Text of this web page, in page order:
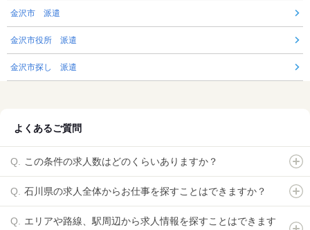
金沢市 派遣
金沢市役所 派遣
金沢市探し 派遣
よくあるご質問
この条件の求人数はどのくらいありますか？
石川県の求人全体からお仕事を探すことはできますか？
エリアや路線、駅周辺から求人情報を探すことはできます